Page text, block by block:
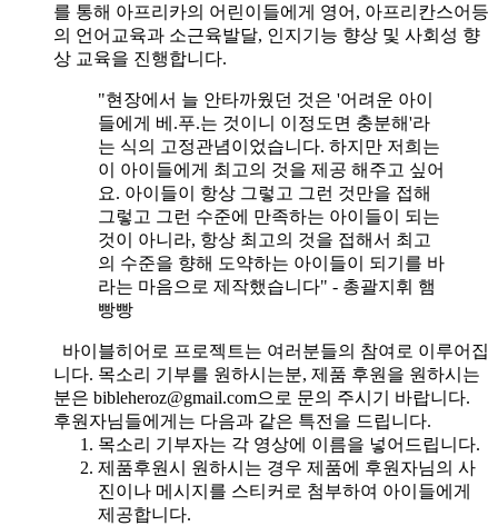
를 통해 아프리카의 어린이들에게 영어, 아프리칸스어등
의 언어교육과 소근육발달, 인지기능 향상 및 사회성 향
상 교육을 진행합니다.
"현장에서 늘 안타까웠던 것은 '어려운 아이
들에게 베.푸.는 것이니 이정도면 충분해'라
는 식의 고정관념이었습니다. 하지만 저희는
이 아이들에게 최고의 것을 제공 해주고 싶어
요. 아이들이 항상 그렇고 그런 것만을 접해
그렇고 그런 수준에 만족하는 아이들이 되는
것이 아니라, 항상 최고의 것을 접해서 최고
의 수준을 향해 도약하는 아이들이 되기를 바
라는 마음으로 제작했습니다" - 총괄지휘 햄
빵빵
바이블히어로 프로젝트는 여러분들의 참여로 이루어집
니다. 목소리 기부를 원하시는분, 제품 후원을 원하시는
분은 bibleheroz@gmail.com으로 문의 주시기 바랍니다.
후원자님들에게는 다음과 같은 특전을 드립니다.
목소리 기부자는 각 영상에 이름을 넣어드립니다.
제품후원시 원하시는 경우 제품에 후원자님의 사
진이나 메시지를 스티커로 첨부하여 아이들에게
제공합니다.